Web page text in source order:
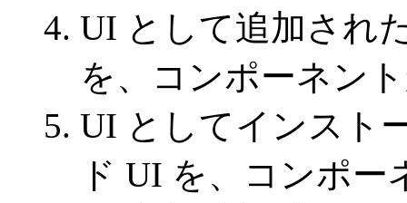
UI として追加され
を、コンポーネン
UI としてインスト
ド UI を、コンポ